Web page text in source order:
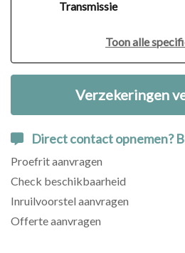
Transmissie
Toon alle
Verzekeringen
Direct contact opnemen?
Proefrit aanvragen
Check beschikbaarheid
Inruilvoorstel aanvragen
Offerte aanvragen